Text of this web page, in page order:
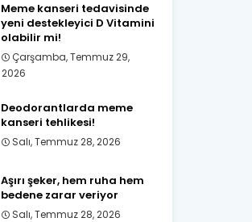
Meme kanseri tedavisinde
yeni destekleyici D Vitamini
olabilir mi!
Çarşamba, Temmuz 29,
2026
Deodorantlarda meme
kanseri tehlikesi!
Salı, Temmuz 28, 2026
Aşırı şeker, hem ruha hem
bedene zarar veriyor
Salı, Temmuz 28, 2026